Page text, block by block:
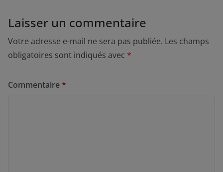
Laisser un commentaire
Votre adresse e-mail ne sera pas publiée. Les champs
obligatoires sont indiqués avec *
Commentaire*